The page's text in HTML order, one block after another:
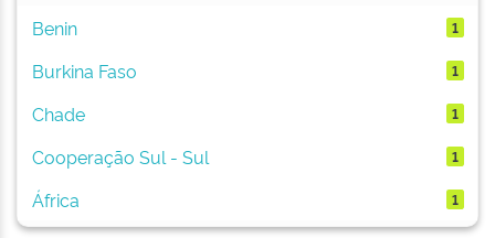
Benin
1
Burkina Faso 1
Chade 1
Cooperação Sul - Sul 1
África 1